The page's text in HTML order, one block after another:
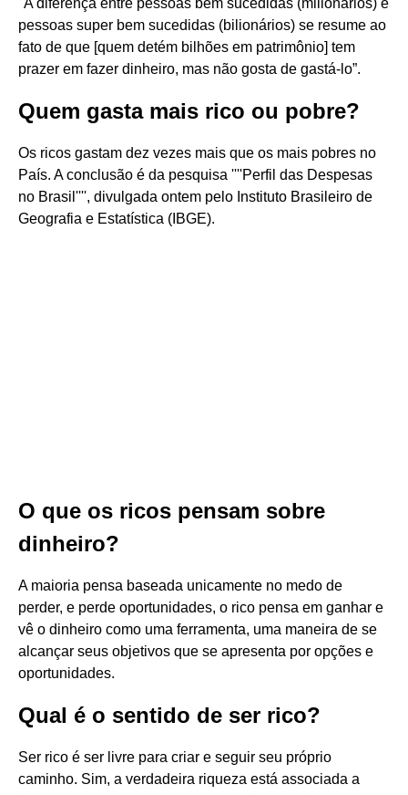
"A diferença entre pessoas bem sucedidas (milionários) e
pessoas super bem sucedidas (bilionários) se resume ao
fato de que [quem detém bilhões em patrimônio] tem
prazer em fazer dinheiro, mas não gosta de gastá-lo”.
Quem gasta mais rico ou pobre?
Os ricos gastam dez vezes mais que os mais pobres no
País. A conclusão é da pesquisa ''''Perfil das Despesas
no Brasil'''', divulgada ontem pelo Instituto Brasileiro de
Geografia e Estatística (IBGE).
O que os ricos pensam sobre
dinheiro?
A maioria pensa baseada unicamente no medo de
perder, e perde oportunidades, o rico pensa em ganhar e
vê o dinheiro como uma ferramenta, uma maneira de se
alcançar seus objetivos que se apresenta por opções e
oportunidades.
Qual é o sentido de ser rico?
Ser rico é ser livre para criar e seguir seu próprio
caminho. Sim, a verdadeira riqueza está associada a